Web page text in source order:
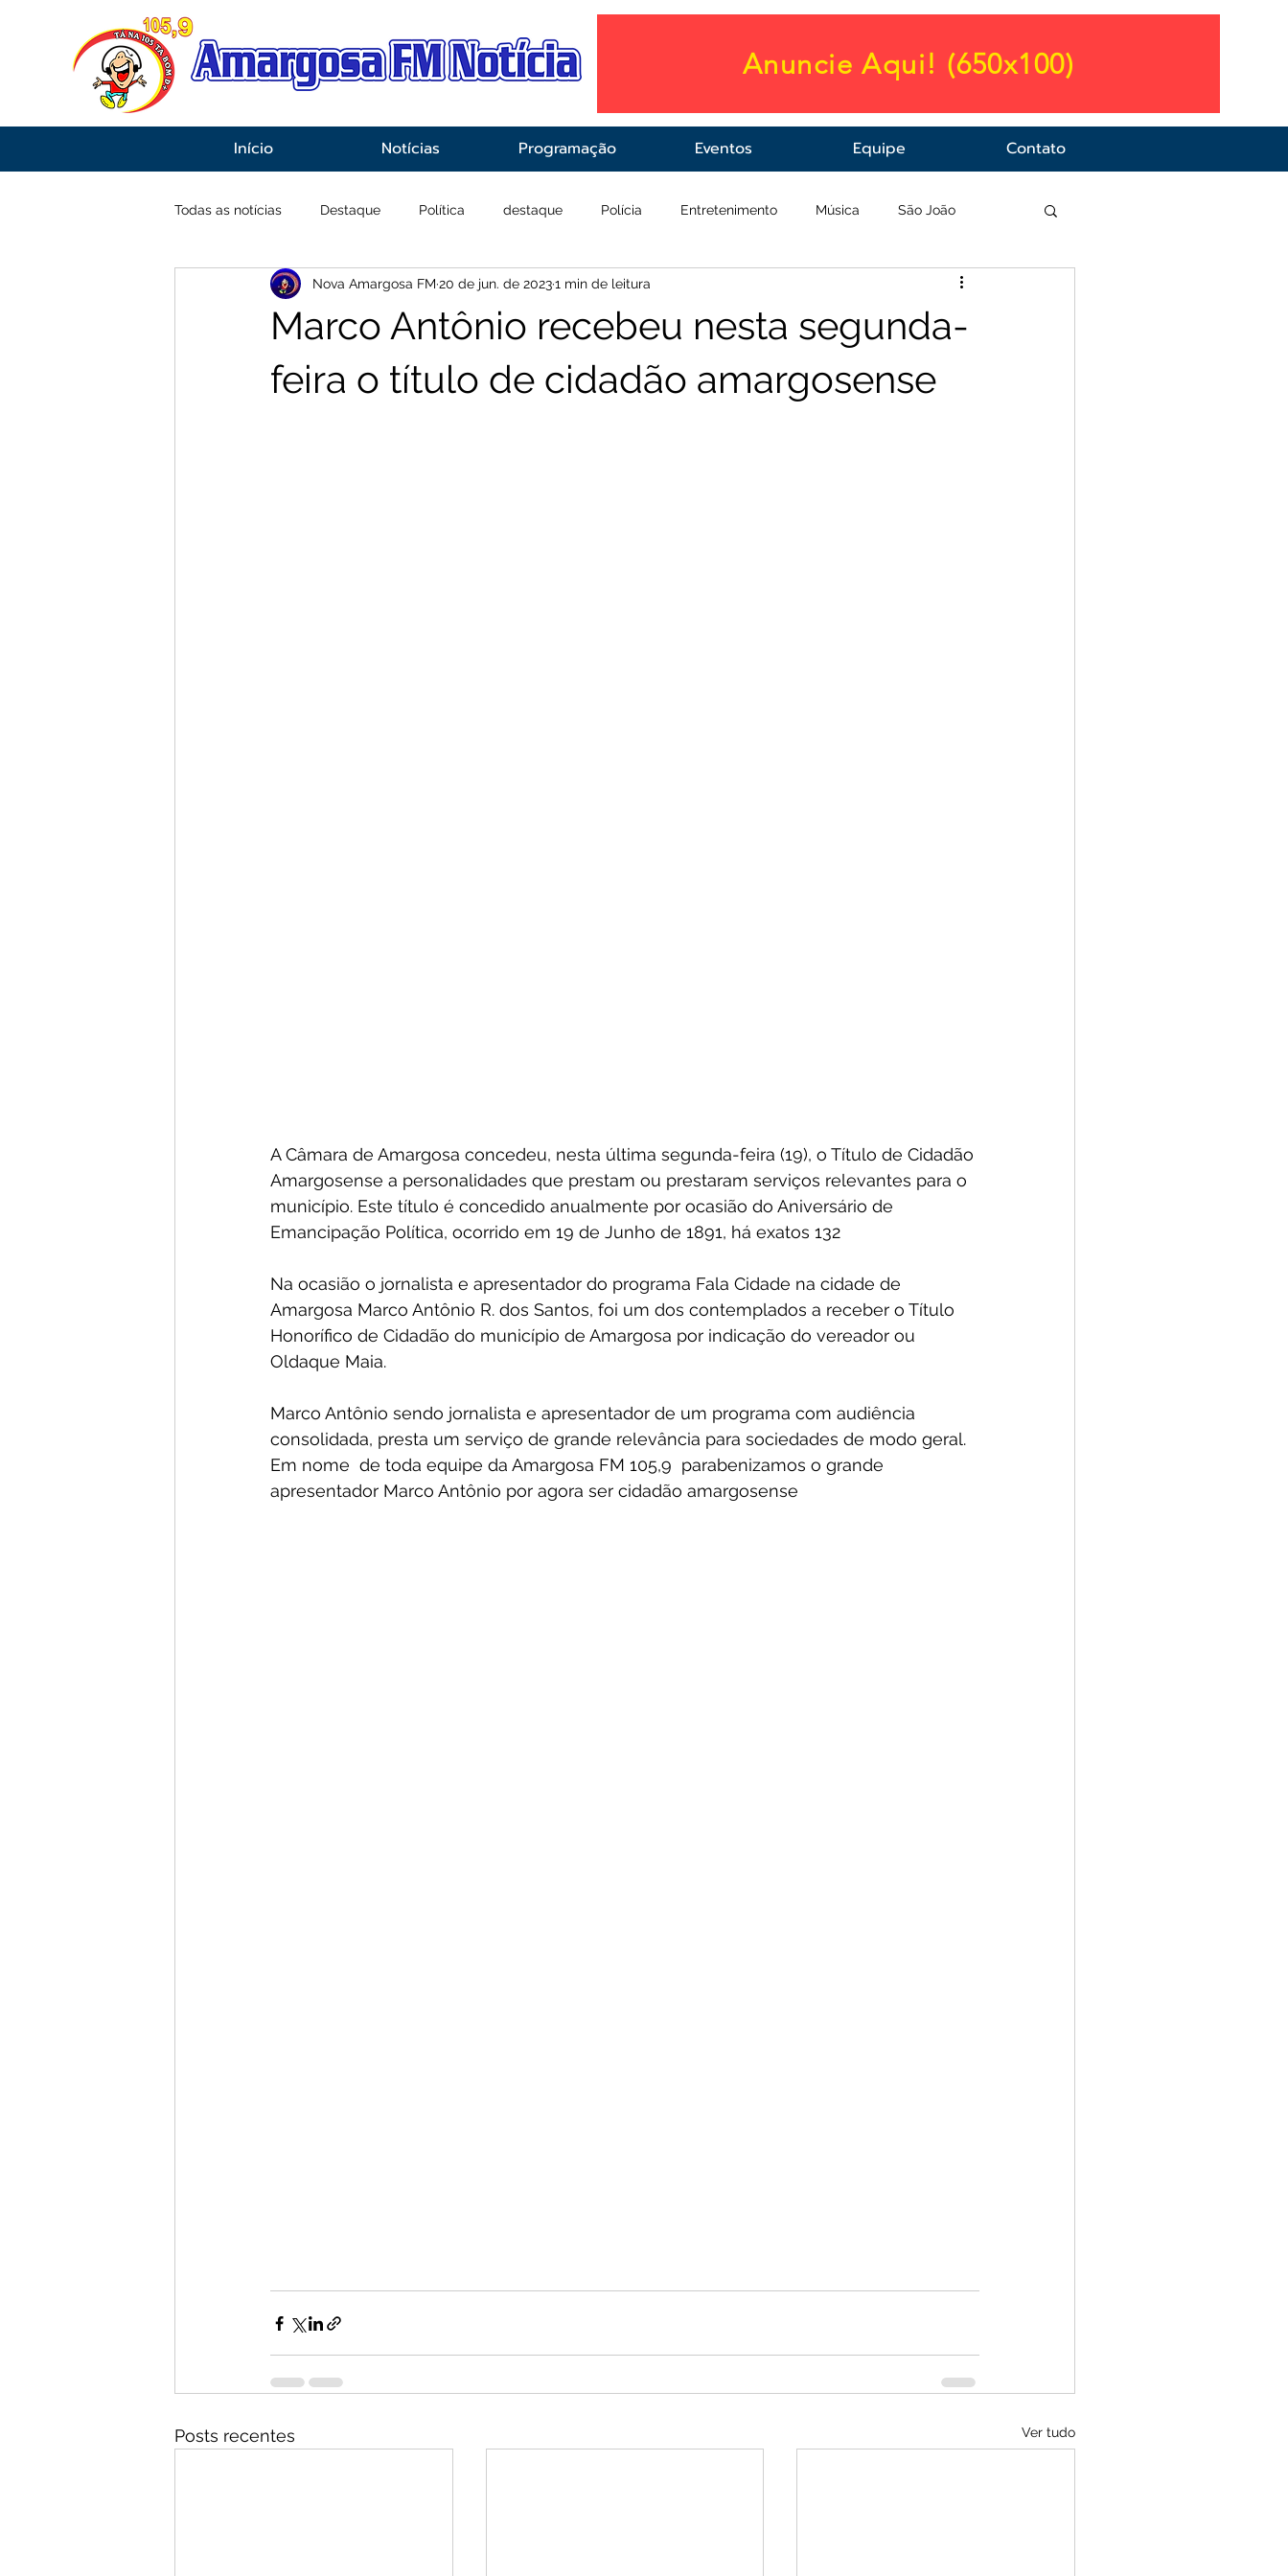
Anuncie Aqui! (650x100)
Início Notícias Programação Eventos Equipe Contato
Todas as notícias Destaque Política destaque Polícia Entretenimento Música São João
Economia Esportes Infraestrutura Saúde
Marco Antônio recebeu nesta segunda-
feira o título de cidadão amargosense
Nova Amargosa FM 20 de jun. de 20231 min de leitura
A Câmara de Amargosa concedeu, nesta última segunda-feira (19), o Título de Cidadão
Amargosense a personalidades que prestam ou prestaram serviços relevantes para o
município. Este título é concedido anualmente por ocasião do Aniversário de
Emancipação Política, ocorrido em 19 de Junho de 1891, há exatos 132
Na ocasião o jornalista e apresentador do programa Fala Cidade na cidade de
Amargosa Marco Antônio R. dos Santos, foi um dos contemplados a receber o Título
Honorífico de Cidadão do município de Amargosa por indicação do vereador ou
Oldaque Maia.
Marco Antônio sendo jornalista e apresentador de um programa com audiência
consolidada, presta um serviço de grande relevância para sociedades de modo geral.
Em nome  de toda equipe da Amargosa FM 105,9  parabenizamos o grande
apresentador Marco Antônio por agora ser cidadão amargosense
Posts recentes Ver tudo